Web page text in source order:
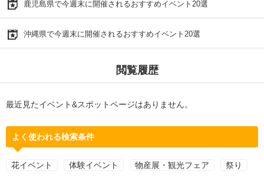
鹿児島県で今週末に開催されるおすすめイベント20選
沖縄県で今週末に開催されるおすすめイベント20選
閲覧履歴
最近見たイベント&スポットページはありません。
よく使われる検索条件
花イベント 体験イベント 物産展・観光フェア 祭り